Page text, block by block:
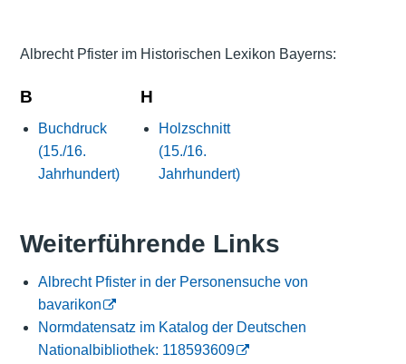
Albrecht Pfister im Historischen Lexikon Bayerns:
B
Buchdruck
(15./16.
Jahrhundert)
H
Holzschnitt
(15./16.
Jahrhundert)
Weiterführende Links
Albrecht Pfister in der Personensuche von
bavarikon
Normdatensatz im Katalog der Deutschen
Nationalbibliothek: 118593609